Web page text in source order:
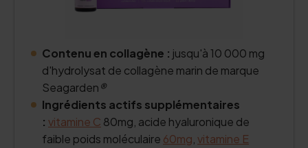
Contenu en collagène : jusqu'à 10 000 mg
d'hydrolysat de collagène marin de marque
Seagarden®
Ingrédients actifs supplémentaires
: vitamine C 80mg, acide hyaluronique de
faible poids moléculaire 60mg vitamine E